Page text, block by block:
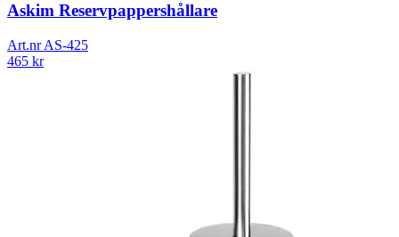
Askim Reservpappershållare
Art.nrAS-425
465 kr